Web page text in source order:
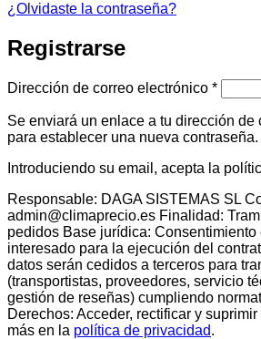
¿Olvidaste la contraseña?
Registrarse
Dirección de correo electrónico *
Se enviará un enlace a tu dirección de
para establecer una nueva contraseña.
Introduciendo su email, acepta la
Responsable: DAGA SISTEMAS SL
admin@climaprecio.es Finalidad:
pedidos Base jurídica: Consentimiento
interesado para la ejecución del
datos serán cedidos a terceros para
(transportistas, proveedores, servicio
gestión de reseñas) cumpliendo
Derechos: Acceder, rectificar y
más en la política de privacidad.